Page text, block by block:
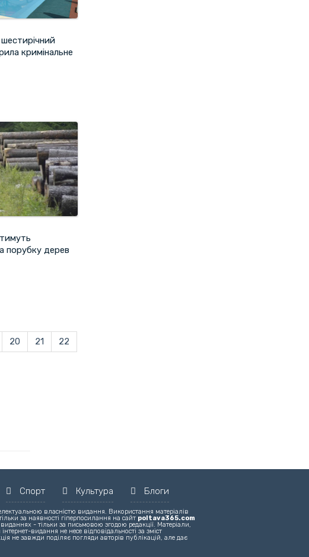
кримінальне
порубку дерев
20 21
22
Спорт Культура Блоги
власністю видання. Використання матеріалів
за наявності гіперпосилання на сайт poltava365.com
- тільки за письмовою згодою редакції. Матеріали,
видання не несе відповідальності за зміст
не завжди поділяє погляди авторів публікацій, але дає